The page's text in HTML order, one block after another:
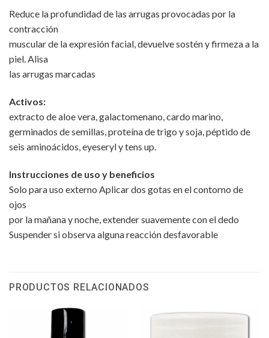
Reduce la profundidad de las arrugas provocadas por la
contracción
muscular de la expresión facial, devuelve sostén y firmeza a la
piel. Alisa
las arrugas marcadas
Activos:
extracto de aloe vera, galactomenano, cardo marino,
germinados de semillas, proteína de trigo y soja, péptido de
seis aminoácidos, eyeseryl y tens up.
Instrucciones de uso y beneficios
Solo para uso externo Aplicar dos gotas en el contorno de
ojos
por la mañana y noche, extender suavemente con el dedo
Suspender si observa alguna reacción desfavorable
PRODUCTOS RELACIONADOS